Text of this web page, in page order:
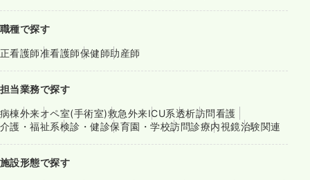
職種で探す
正看護師准看護師保健師助産師
担当業務で探す
病棟外来オペ室(手術室)救急外来ICU系透析訪問看護
介護・福祉系検診・健診保育園・学校訪問診療内視鏡治験関連
施設形態で探す